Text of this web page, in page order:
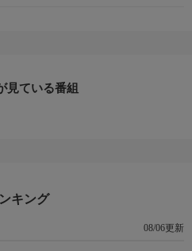
見ている番組
キング
08/06更新